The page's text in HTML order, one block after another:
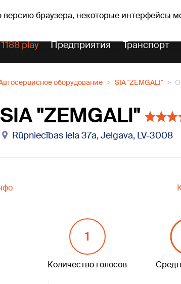
версию браузера, некоторые интерфейсы
Fredis, Madars Прогноз погоды Гороскопы
1188 play Предприятия Транспорт
оборудование SIA "ZEMGALI"
SIA "ZEMGALI"
Rūpniecības iela 37a, Jelgava, LV-3008
1
Количество голосов